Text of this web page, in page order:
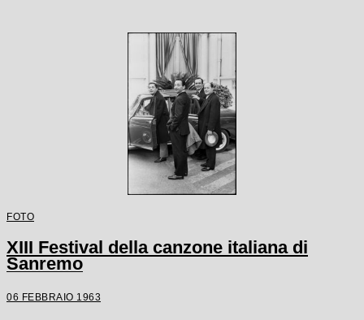
FOTO
XIII Festival della canzone italiana di
Sanremo
06 FEBBRAIO 1963